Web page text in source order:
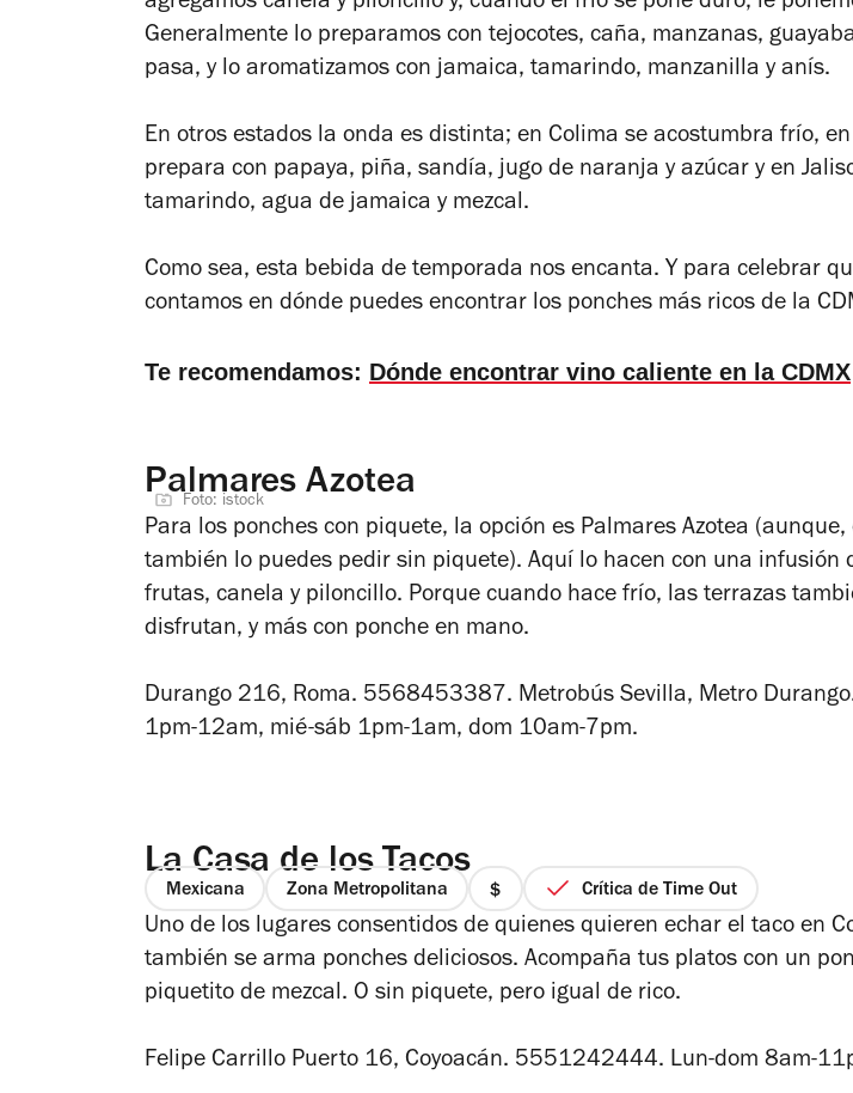
Generalmente lo preparamos con tejocotes, caña, manzanas,
pasa, y lo aromatizamos con jamaica, tamarindo, manzanilla y anís.
En otros estados la onda es distinta; en Colima se acostumbra frío,
prepara con papaya, piña, sandía, jugo de naranja y azúcar y en
tamarindo, agua de jamaica y mezcal.
Como sea, esta bebida de temporada nos encanta. Y para celebrar
contamos en dónde puedes encontrar los ponches más ricos de la
Te recomendamos: Dónde encontrar vino caliente en la CDMX
Palmares Azotea
Foto: istock
Para los ponches con piquete, la opción es Palmares Azotea (aunque,
también lo puedes pedir sin piquete). Aquí lo hacen con una infusión
frutas, canela y piloncillo. Porque cuando hace frío, las terrazas
disfrutan, y más con ponche en mano.
Durango 216, Roma. 5568453387. Metrobús Sevilla, Metro
1pm-12am, mié-sáb 1pm-1am, dom 10am-7pm.
La Casa de los Tacos
Mexicana Zona Metropolitana
precio
1
de
4
Crítica de Time Out
Uno de los lugares consentidos de quienes quieren echar el taco en
también se arma ponches deliciosos. Acompaña tus platos con un
piquetito de mezcal. O sin piquete, pero igual de rico.
Felipe Carrillo Puerto 16, Coyoacán. 5551242444. Lun-dom 8am-